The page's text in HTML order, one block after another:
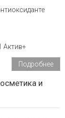
Актив+
Подробнее
и